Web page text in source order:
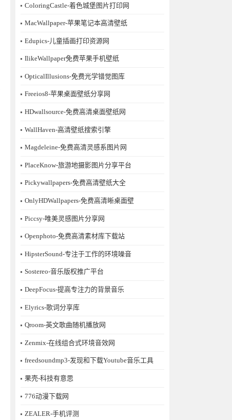
ColoringCastle-着色城堡图片打印网
MacWallpaper-苹果笔记本高清壁纸
Edupics-儿童插画打印资源网
IlikeWallpaper免费苹果手机壁纸
OpticalIllusions-免费光学错觉图库
Freeios8-苹果桌面壁纸分享网
HDwallsource-免费高清桌面壁纸网
WallHaven-高清壁纸搜索引擎
Magdeleine-免费高清灵感系图片网
PlaceKnow-旅游地摄影图片分享平台
Pickywallpapers-免费高清壁纸大全
OnlyHDWallpapers-免费高清晰桌面壁
Piccsy-唯美灵感图片分享网
Openphoto-免费高清素材库下载站
HipsterSound-专注于工作的环境噪音
Sostereo-音乐版权推广平台
DeepFocus-提高专注力的背景音乐
Elyrics-歌词分享库
Qroom-英文歌曲随机播放网
Zenmix-在线组合式环境音效网
freedsoundmp3-发现和下载Youtube音乐工具
果壳-科技有意思
776动漫下载网
ZEALER-手机评测